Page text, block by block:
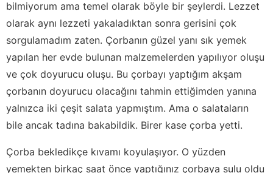
bilmiyorum ama temel olarak böyle bir şeylerdi. Lezzet
olarak aynı lezzeti yakaladıktan sonra gerisini çok
sorgulamadım zaten. Çorbanın güzel yanı sık yemek
yapılan her evde bulunan malzemelerden yapılıyor oluşu
ve çok doyurucu oluşu. Bu çorbayı yaptığım akşam
çorbanın doyurucu olacağını tahmin ettiğimden yanına
yalnızca iki çeşit salata yapmıştım. Ama o salataların
bile ancak tadına bakabildik. Birer kase çorba yetti.
Çorba bekledikçe kıvamı koyulaşıyor. O yüzden
yemekten birkaç saat önce yaptığınız çorbaya sulu oldu